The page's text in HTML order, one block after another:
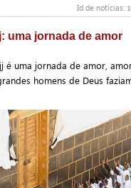
Id de notícias:
uma jornada de amor
é uma jornada de amor,
homens de Deus